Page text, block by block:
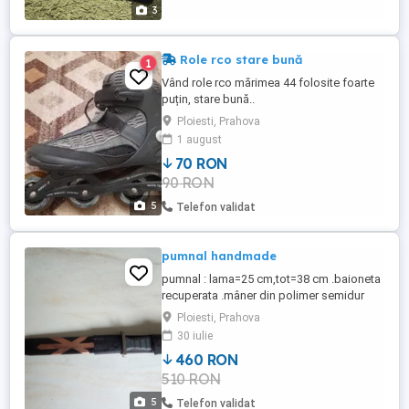
3
5
1 Role rco stare bună
Vând role rco mărimea 44 folosite foarte
puțin, stare bună..
Ploiesti, Prahova
1 august
70 RON
90 RON
Telefon validat
5
pumnal handmade
pumnal : lama=25 cm,tot=38 cm .baioneta
recuperata .mâner din polimer semidur
.teaca metal + piele.unicat.
Ploiesti, Prahova
30 iulie
460 RON
510 RON
Telefon validat